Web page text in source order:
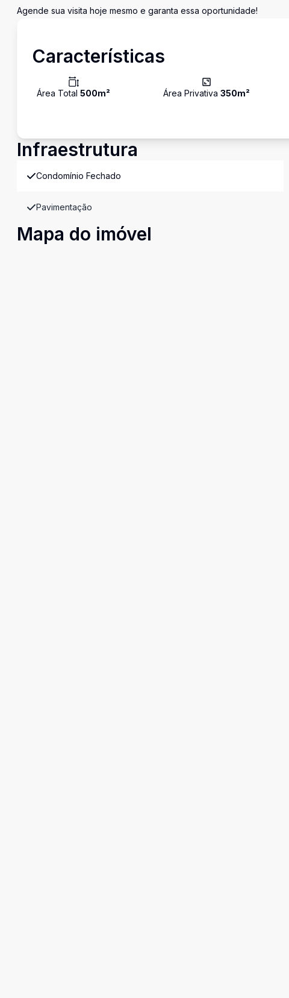
Agende sua visita hoje mesmo e garanta essa oportunidade!
Características
Área Total 500m² Área Privativa 350m²
Infraestrutura
Condomínio Fechado
Pavimentação
Mapa do imóvel